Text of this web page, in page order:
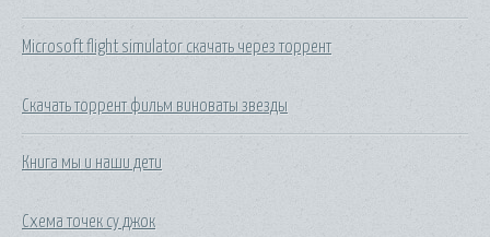
Microsoft flight simulator скачать через торрент
Скачать торрент фильм виноваты звезды
Книга мы и наши дети
Схема точек су джок